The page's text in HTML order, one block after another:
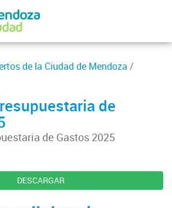
de la Ciudad de Mendoza /
de
de Gastos 2025
DESCARGAR